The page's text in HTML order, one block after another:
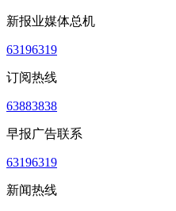
新报业媒体总机
63196319
订阅热线
63883838
早报广告联系
63196319
新闻热线